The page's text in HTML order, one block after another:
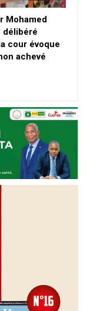
Mohamed
délibéré
cour évoque
achevé